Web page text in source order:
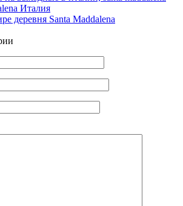
деревня Santa Maddalena